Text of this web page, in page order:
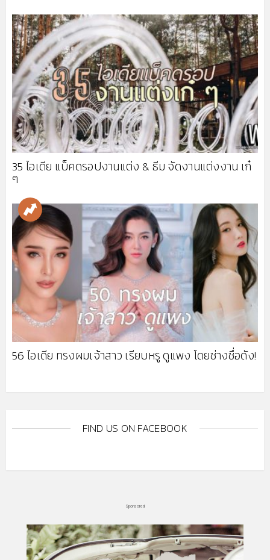
35 ไอเดีย แบ็คดรอปงานแต่ง & ธีม จัดงานแต่งงาน เก๋
ๆ
56 ไอเดีย ทรงผมเจ้าสาว เรียบหรู ดูแพง โดยช่างชื่อดัง!
FIND US ON FACEBOOK
Sponsored